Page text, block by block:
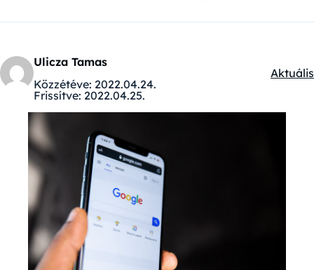
Ulicza Tamas
Közzétéve: 2022.04.24.
Frissítve: 2022.04.25.
Aktuális